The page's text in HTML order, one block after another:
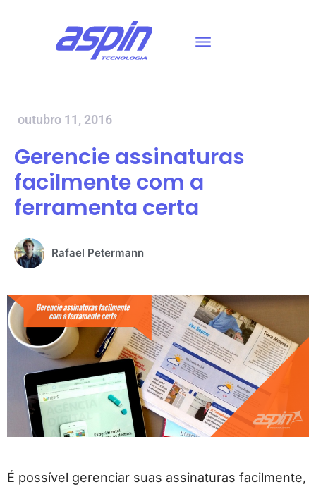
outubro 11, 2016
Gerencie assinaturas
facilmente com a
ferramenta certa
Rafael Petermann
É possível gerenciar suas assinaturas facilmente,